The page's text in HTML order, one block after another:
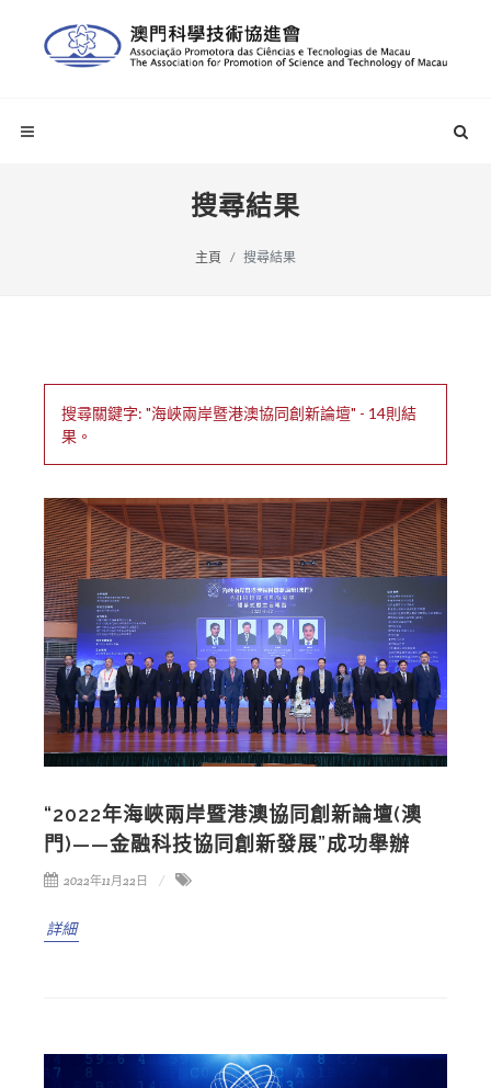
搜尋結果
主頁 搜尋結果
搜尋關鍵字: "海峽兩岸暨港澳協同創新論壇" - 14則結
果。
“2022年海峽兩岸暨港澳協同創新論壇(澳
門)——金融科技協同創新發展”成功舉辦
2022年11月22日
詳細